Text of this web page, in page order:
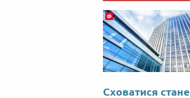
Сховатися стане